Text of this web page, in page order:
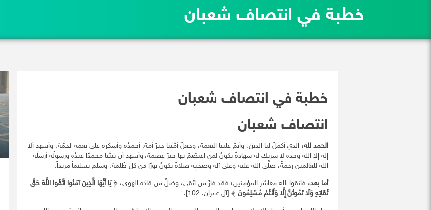
خطبة في انتصاف شعبان
خطبة في انتصاف شعبان
انتصاف شعبان
الحمد لله، الذي أكملَ لنا الدينَ، وأتمَّ علينا النعمة، وجعلَ أمَّتَنا خيرَ أمة، أحمدُه وأشكره على نعمِه الجمَّة، وأشهد ألا
إله إلا الله وحده لا شريك له شهادةً تكونُ لمن اعتصَمَ بها خيرَ عِصمة، وأشهد أن نبيَّنا محمدًا عبدُه ورسولُه أرسلَه
الله للعالمين رحمةً، صلَّى الله عليه وعلى آله وصحبِه صلاةً تكونُ نورًا من كل ظُلمة، وسلم تسليماً مزيداً.
أما بعد، فاتقوا الله معاشر المؤمنين؛ فقد فازَ من اتَّقى، وضلَّ من قادَه الهوى، ﴿يَا أَيُّهَا الَّذِينَ آمَنُوا اتَّقُوا اللَّهَ حَقَّ
تُقَاتِهِ وَلَا تَمُوتُنَّ إِلَّا وَأَنْتُمْ مُسْلِمُونَ﴾ [آل عمران: 102].